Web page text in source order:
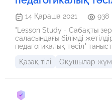
14 Қараша 2021 938
"Lesson Study - Сабақты зерттеу: мұғалім тәжірибесі
саласындағы білімді жетілдіруге бағытталған
педагогикалық тәсіл"
Қазақ тілі
Оқушылар